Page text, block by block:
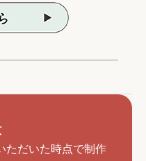
ただいた時点で制作